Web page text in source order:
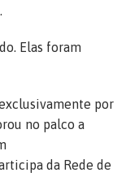
Elas foram
por
no palco a
da Rede de